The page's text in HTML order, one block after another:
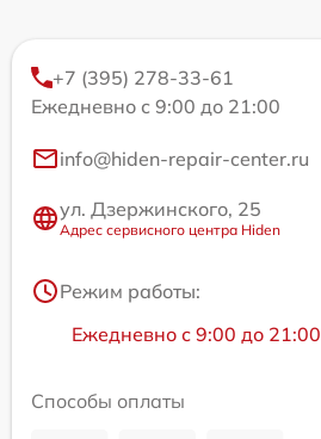
+7 (395) 278-33-61
Ежедневно с 9:00 до 21:00
info@hiden-repair-center.ru
ул. Дзержинского, 25
Адрес сервисного центра Hiden
Режим работы:
Ежедневно с 9:00 до 21:00
Способы оплаты